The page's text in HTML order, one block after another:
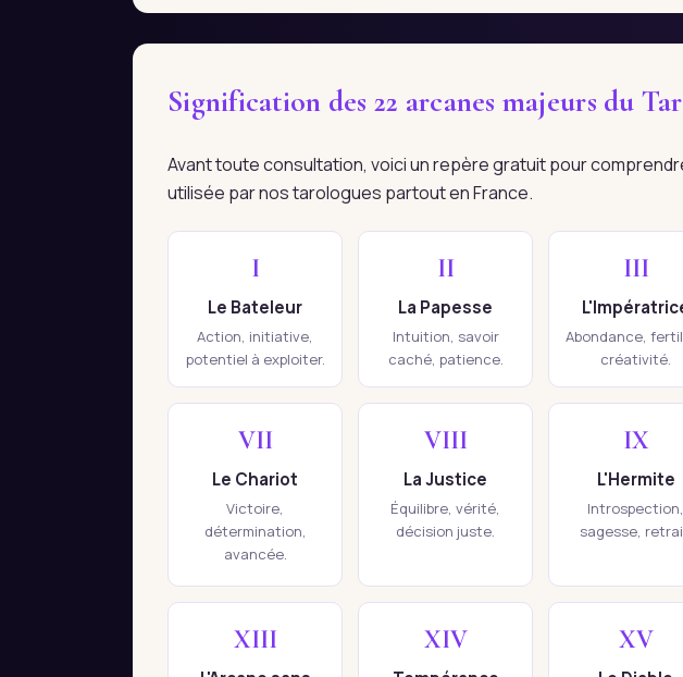
Signification des 22 arcanes majeurs du
Avant toute consultation, voici un repère gratuit pour
utilisée par nos tarologues partout en France.
I
Le Bateleur
Action, initiative,
potentiel à exploiter.
II
La Papesse
Intuition, savoir
caché, patience.
III
Abondance,
créativité.
VII
Le Chariot
Victoire,
détermination,
avancée.
VIII
La Justice
Équilibre, vérité,
décision juste.
IX
L'Hermite
Introspection,
sagesse,
XIII XIV XV